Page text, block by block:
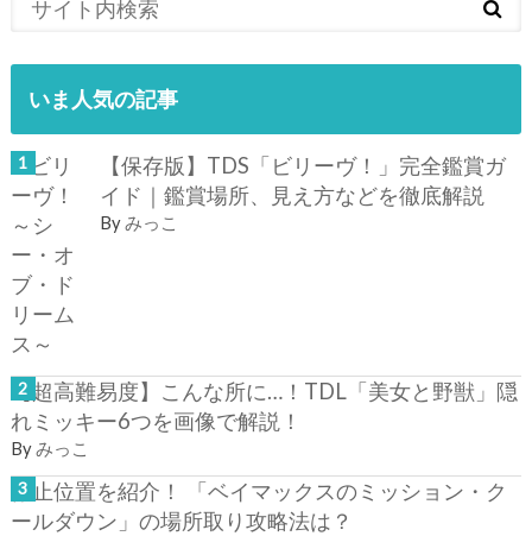
いま人気の記事
【保存版】TDS「ビリーヴ！」完全鑑賞ガ
イド｜鑑賞場所、見え方などを徹底解説
Byみっこ
【超高難易度】こんな所に…！TDL「美女と野獣」隠
れミッキー6つを画像で解説！
By みっこ
停止位置を紹介！ 「ベイマックスのミッション・ク
ールダウン」の場所取り攻略法は？